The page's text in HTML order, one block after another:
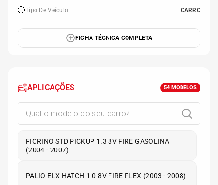
🔴Tipo De Veículo CARRO
FICHA TÉCNICA COMPLETA
APLICAÇÕES 54 MODELOS
FIORINO STD PICKUP 1.3 8V FIRE GASOLINA
(2004 - 2007)
PALIO ELX HATCH 1.0 8V FIRE FLEX (2003 - 2008)